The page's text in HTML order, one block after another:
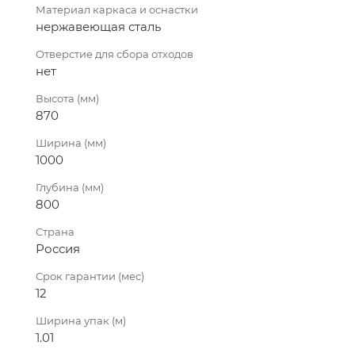
Материал каркаса и оснастки
нержавеющая сталь
Отверстие для сбора отходов
нет
Высота (мм)
870
Ширина (мм)
1000
Глубина (мм)
800
Страна
Россия
Срок гарантии (мес)
12
Ширина упак (м)
1.01